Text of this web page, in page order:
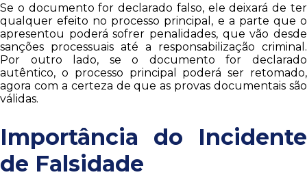
Se o documento for declarado falso, ele deixará de ter
qualquer efeito no processo principal, e a parte que o
apresentou poderá sofrer penalidades, que vão desde
sanções processuais até a responsabilização criminal.
Por outro lado, se o documento for declarado
autêntico, o processo principal poderá ser retomado,
agora com a certeza de que as provas documentais são
válidas.
Importância do Incidente
de Falsidade